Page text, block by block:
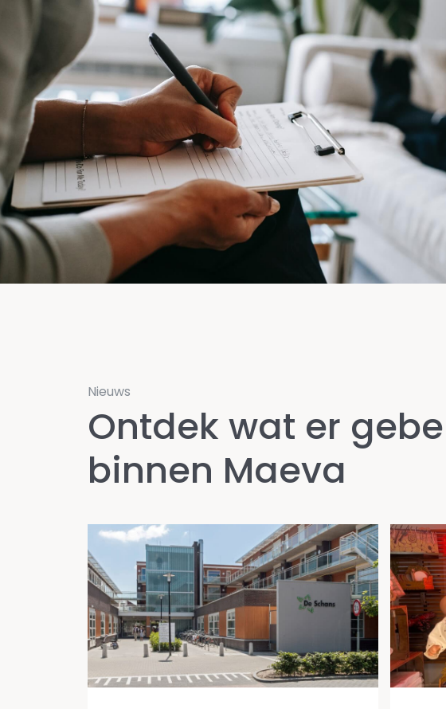
Nieuws
Ontdek wat er
binnen Maeva